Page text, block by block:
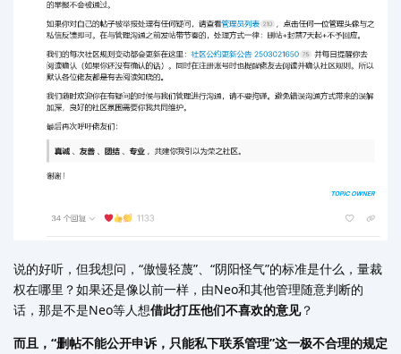
说的好听，但我想问，“傲慢轻蔑”、“阴阳怪气”的标准是什么，量裁
权在哪里？如果还是像以前一样，由Neo和其他管理随意判断的
话，那是不是Neo等人想借此打压他们不喜欢的意见？
而且，“删帖不能公开申诉，只能私下联系管理”这一极不合理的规定